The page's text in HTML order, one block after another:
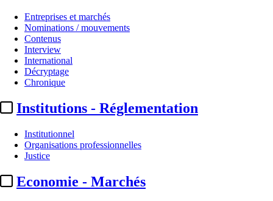
Entreprises et marchés
Nominations / mouvements
Contenus
Interview
International
Décryptage
Chronique
Institutions - Réglementation
Institutionnel
Organisations professionnelles
Justice
Economie - Marchés